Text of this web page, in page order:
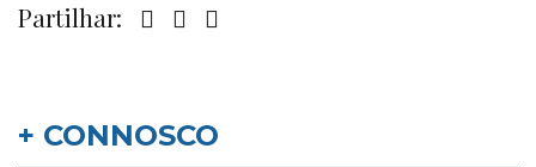
Partilhar:
+ CONNOSCO